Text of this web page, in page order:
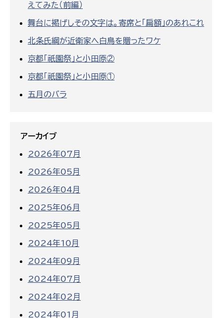
えてみた（前編）
舞台に掲げしその文字は。寄席と「扁額」のあれこれ
北条氏綱が近衛家へ白鳥を贈ったワケ
京都「祇園祭」と小田原②
京都「祇園祭」と小田原①
五月のバラ
アーカイブ
2026年07月
2026年05月
2026年04月
2025年06月
2025年05月
2024年10月
2024年09月
2024年07月
2024年02月
2024年01月